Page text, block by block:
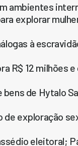
ambientes
explorar
à
R$ 12 milhões
de Hytalo
exploração
eleitoral;